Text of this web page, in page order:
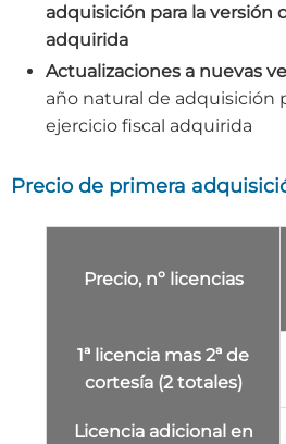
adquisición para la versión
adquirida
Actualizaciones a nuevas
año natural de adquisición
ejercicio fiscal adquirida
Precio de primera
Precio, nº licencias
1ª licencia mas 2ª de
cortesía (2 totales)
Licencia adicionalen